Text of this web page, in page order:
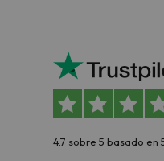
4.7 sobre 5 basado en